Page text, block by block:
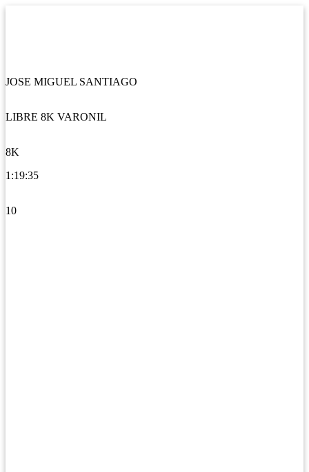
JOSE MIGUEL SANTIAGO
LIBRE 8K VARONIL
8K
1:19:35
10